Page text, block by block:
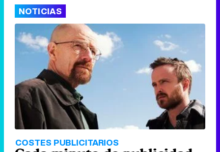
NOTICIAS
COSTES PUBLICITARIOS